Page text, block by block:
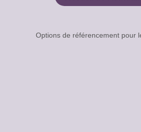
Options de référencement pour